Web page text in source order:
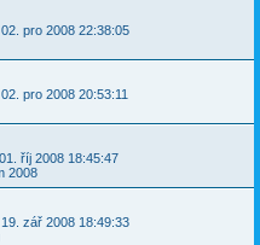
pro 2008 22:38:05
pro 2008 20:53:11
říj 2008 18:45:47
2008
zář 2008 18:49:33